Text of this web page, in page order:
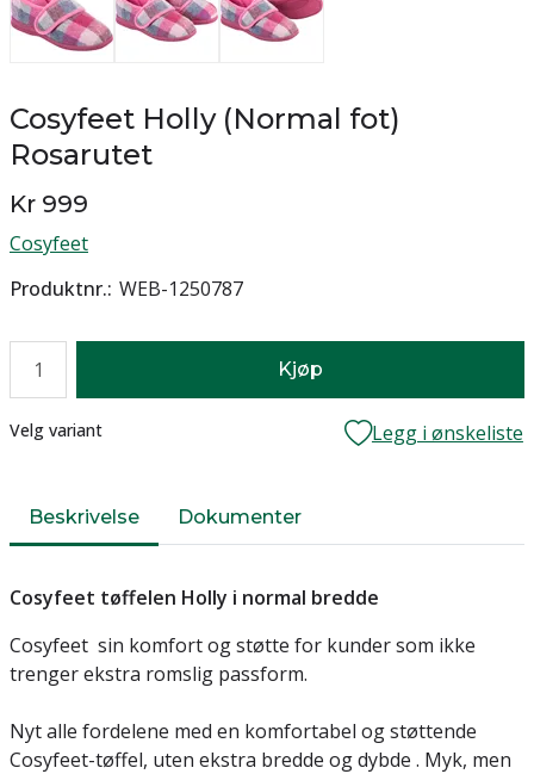
Cosyfeet Holly (Normal fot)
Rosarutet
Kr 999
Cosyfeet
Produktnr. WEB-1250787
Kjøp
Lager
Velg variant Legg i ønskeliste
Beskrivelse Dokumenter
Cosyfeet tøffelen Holly i normal bredde
Cosyfeet sin komfort og støtte for kunder som ikke
trenger ekstra romslig passform.
Nyt alle fordelene med en komfortabel og støttende
Cosyfeet-tøffel, uten ekstra bredde og dybde . Myk, men